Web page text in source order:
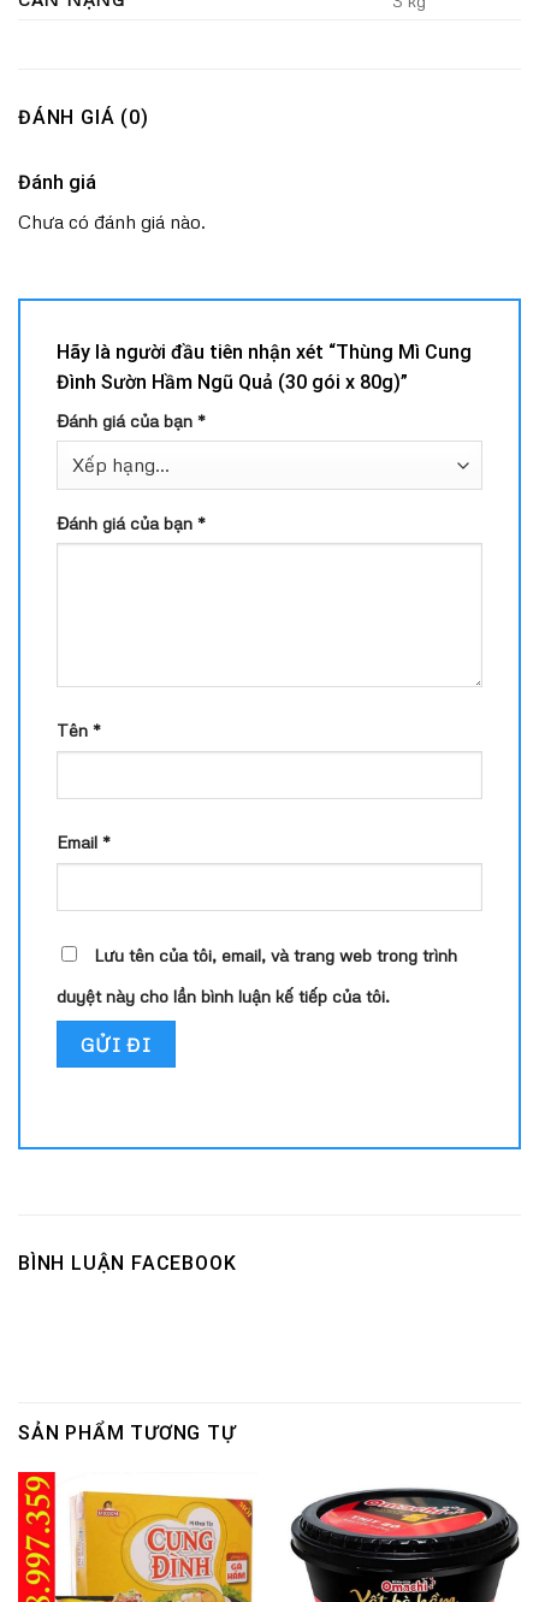
ĐÁNH GIÁ (0)
Đánh giá
Chưa có đánh giá nào.
Hãy là người đầu tiên nhận xét “Thùng Mì Cung
Đình Sườn Hầm Ngũ Quả (30 gói x 80g)”
Đánh giá của bạn *
Đánh giá của bạn *
Tên *
Email *
Lưu tên của tôi, email, và trang web trong trình
duyệt này cho lần bình luận kế tiếp của tôi.
BÌNH LUẬN FACEBOOK
SẢN PHẨM TƯƠNG TỰ